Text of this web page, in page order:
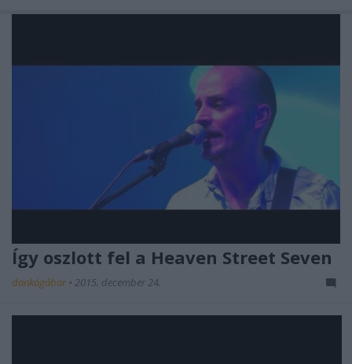
Így oszlott fel a Heaven Street Seven
dankógábor • 2015. december 24.